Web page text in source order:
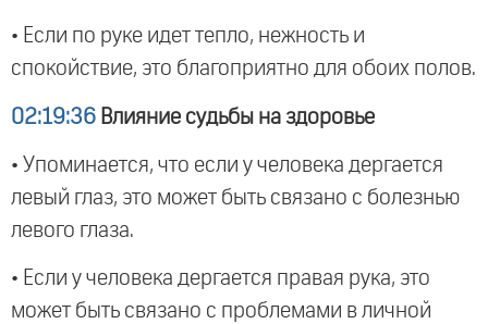
• Если по руке идет тепло, нежность и
спокойствие, это благоприятно для обоих полов.
02:19:36 Влияние судьбы на здоровье
• Упоминается, что если у человека дергается
левый глаз, это может быть связано с болезнью
левого глаза.
• Если у человека дергается правая рука, это
может быть связано с проблемами в личной